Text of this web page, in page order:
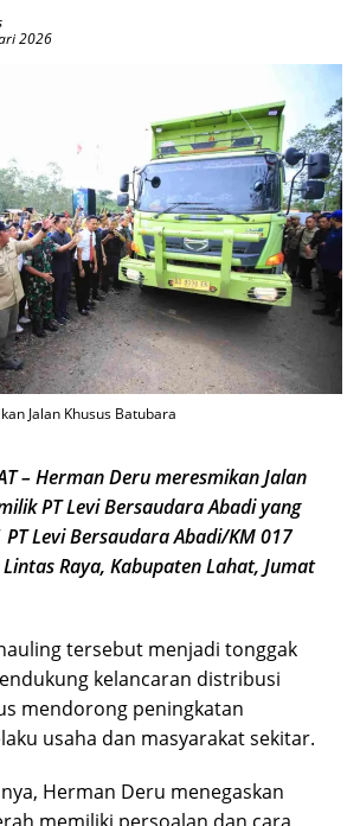
2026
Jalan Khusus Batubara
– Herman Deru meresmikan Jalan
PT Levi Bersaudara Abadi yang
Levi Bersaudara Abadi/KM 017
Lintas Raya, Kabupaten Lahat, Jumat
tersebut menjadi tonggak
kelancaran distribusi
mendorong peningkatan
usaha dan masyarakat sekitar.
Herman Deru menegaskan